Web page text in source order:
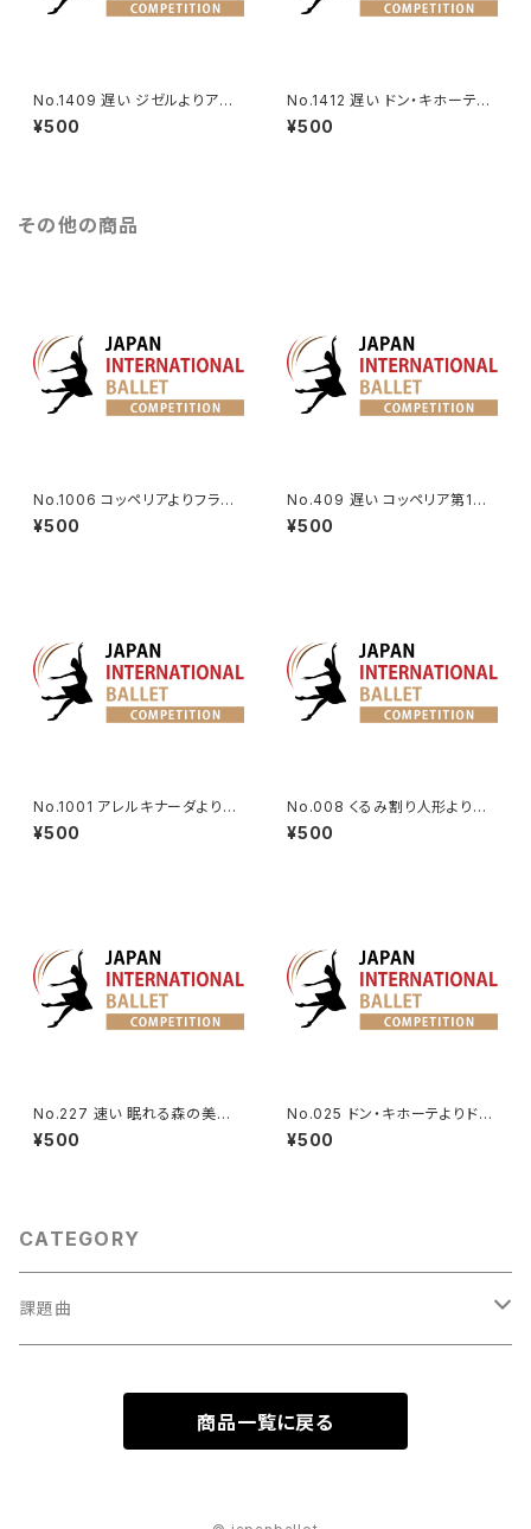
No.1409 遅い ジゼルよりアル
ブレヒトのVa.
¥500
No.1412 遅い ドン・キホーテよ
りバジルのVa.
¥500
その他の商品
No.1006 コッペリアよりフラン
ツのVa.
¥500
No.409 遅い コッペリア第1幕
よりスワニルダのVa.
¥500
No.1001 アレルキナーダより男
性Va.
¥500
No.008 くるみ割り人形より金
平糖のVa.
¥500
No.227 速い 眠れる森の美女
第1幕よりオーロラ姫のVa.
¥500
No.025 ドン・キホーテよりドル
シネアのVa.
¥500
CATEGORY
課題曲
商品一覧に戻る